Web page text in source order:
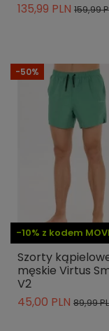
135,99 PLN 159,99
-10% z kodem
-50%
Szorty
męskie Virtus
V2
45,00 PLN 89,99